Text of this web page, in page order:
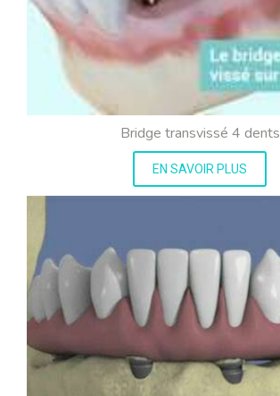
Bridge transvissé 4 dents
EN SAVOIR PLUS